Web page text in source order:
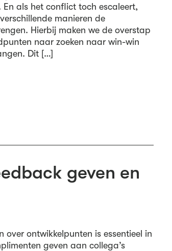
als het conflict toch escaleert,
manieren de
Hierbij maken we de overstap
naar zoeken naar win-win
Dit […]
geven en
over ontwikkelpunten is essentieel in
geven aan collega’s